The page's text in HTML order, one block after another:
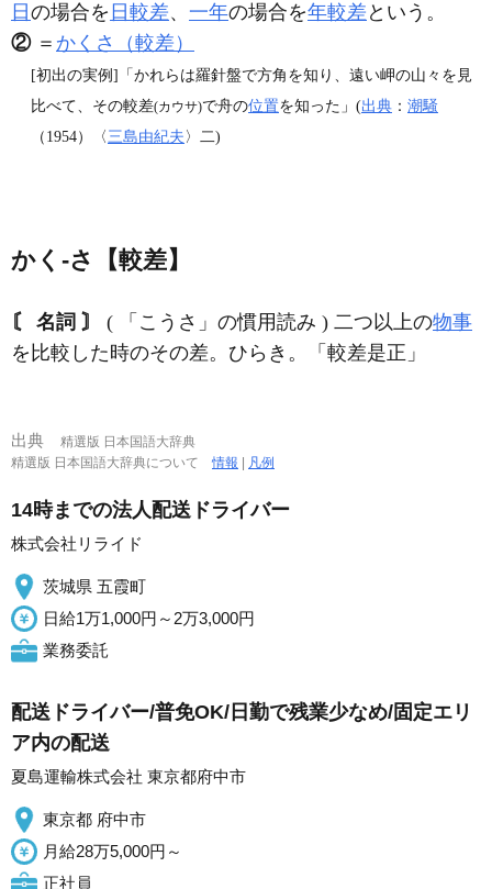
日 の場合を 日較差、 一年の場合を年較差 という。
②＝ かくさ（較差）
[初出の実例]「かれらは羅針盤で方角を知り、遠い岬の山々を見
比べて、その較差(カウサ)で舟の位置を知った」(出典 ： 潮騒
（1954）〈三島由紀夫〉二)
かく‐さ【較差】
〘 名詞 〙 ( 「こうさ」の慣用読み ) 二つ以上の物事
を比較した時のその差。ひらき。「較差是正」
出典
精選版 日本国語大辞典
精選版 日本国語大辞典について情報 凡例
14時までの法人配送ドライバー
株式会社リライド
茨城県 五霞町
日給1万1,000円～2万3,000円
業務委託
配送ドライバー/普免OK/日勤で残業少なめ/固定エリ
ア内の配送
夏島運輸株式会社 東京都府中市
東京都 府中市
月給28万5,000円～
正社員